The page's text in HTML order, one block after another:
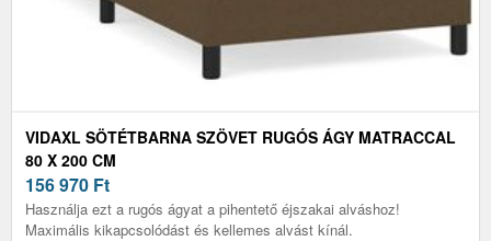
VIDAXL SÖTÉTBARNA SZÖVET RUGÓS ÁGY MATRACCAL
80 X 200 CM
156 970 Ft
Használja ezt a rugós ágyat a pihentető éjszakai alváshoz!
Maximális kikapcsolódást és kellemes alvást kínál.